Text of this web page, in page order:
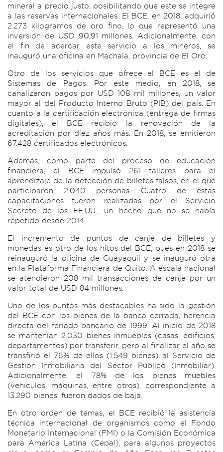
mineral a precio justo, posibilitando que este se integre
a las reservas internacionales. El BCE, en 2018, adquirió
2.273 kilogramos de oro fino, lo que representó una
inversión de USD 90,91 millones. Adicionalmente, con
el fin de acercar este servicio a los mineros, se
inauguró una oficina en Machala, provincia de El Oro.
Otro de los servicios que ofrece el BCE es el de
Sistemas de Pagos. Por este medio, en 2018, se
canalizaron pagos por USD 108 mil millones, un valor
mayor al del Producto Interno Bruto (PIB) del país. En
cuanto a la certificación electrónica (entrega de firmas
digitales), el BCE recibió la renovación de la
acreditación por diez años más. En 2018, se emitieron
67.428 certificados electrónicos.
Además, como parte del proceso de educación
financiera, el BCE impulsó 261 talleres para el
aprendizaje de la detección de billetes falsos, en el que
participaron 2.040 personas. Cuatro de estas
capacitaciones fueron realizadas por el Servicio
Secreto de los EE.UU., un hecho que no se había
repetido desde 2014.
El incremento de puntos de canje de billetes y
monedas es otro de los hitos del BCE, pues en 2018 se
reinauguró la oficina de Guayaquil y se inauguró otra
en la Plataforma Financiera de Quito. A escala nacional
se atendieron 208 mil transacciones de canje por un
valor total de USD 84 millones.
Uno de los puntos más destacables ha sido la gestión
del BCE con los bienes de la banca cerrada, herencia
directa del feriado bancario de 1999. Al inicio de 2018
se mantenían 2.030 bienes inmuebles (casas, edificios,
departamentos) por transferir, pero al finalizar el año se
transfirió el 76% de ellos (1.549 bienes) al Servicio de
Gestión Inmobiliaria del Sector Público (Inmobiliar).
Adicionalmente, el 78% de los bienes muebles
(vehículos, máquinas, entre otros), correspondiente a
13.290 bienes, fueron dados de baja.
En otro orden de temas, el BCE recibió la asistencia
técnica internacional de organismos como el Fondo
Monetario Internacional (FMI) o la Comisión Económica
para América Latina (Cepal), para algunos proyectos